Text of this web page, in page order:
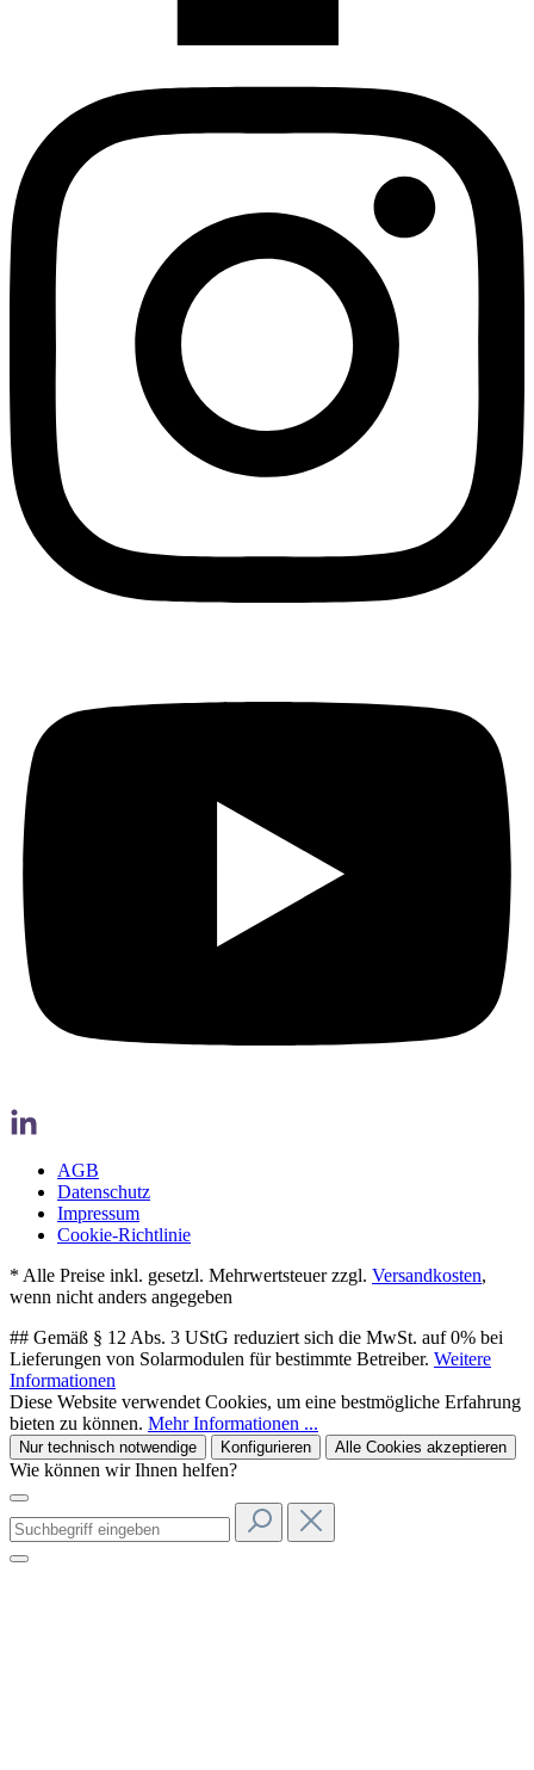
AGB
Datenschutz
Impressum
Cookie-Richtlinie
* Alle Preise inkl. gesetzl. Mehrwertsteuer zzgl. Versandkosten,
wenn nicht anders angegeben
## Gemäß § 12 Abs. 3 UStG reduziert sich die MwSt. auf 0% bei
Lieferungen von Solarmodulen für bestimmte Betreiber. Weitere
Informationen
Diese Website verwendet Cookies, um eine bestmögliche Erfahrung
bieten zu können. Mehr Informationen ...
Nur technisch notwendige Konfigurieren Alle Cookies akzeptieren
Wie können wir Ihnen helfen?